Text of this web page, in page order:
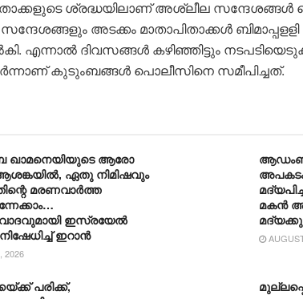
ശ്രദ്ധയിലാണ് അശ്ലീല സന്ദേശങ്ങൾ
അടക്കം മാതാപിതാക്കൾ
എന്നാൽ ദിവസങ്ങൾ കഴിഞ്ഞിട്ടും
കുടുംബങ്ങൾ പൊലീസിനെ സമീപിച്ചത്.
ഖാമനെയിയുടെ ആരോ​
ഏതു നിമിഷവും
മരണവാർത്ത
ഇസ്രയേൽ
ഇറാൻ
2026
ആഡംബര
മകന്‍
പരിക്ക്,